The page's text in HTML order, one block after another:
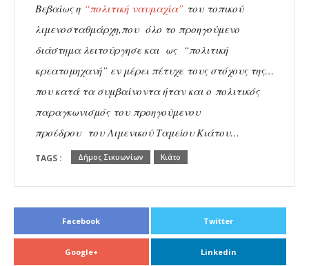
Βεβαίως η “πολιτική ναυμαχία” του τοπικού
λιμενοσταθμάρχη,που όλο το προηγούμενο
διάστημα λειτούργησε και ως “πολιτική
κρεατομηχανή” εν μέρει πέτυχε τους στόχους της…
που κατά τα συμβαίνοντα ήταν και ο πολιτικός
παραγκωνισμός του προηγούμενου
προέδρου του Λιμενικού Ταμείου Κιάτου…
TAGS : Δήμος Σικυωνίων Κιάτο
Facebook Twitter
Google+ Linkedin